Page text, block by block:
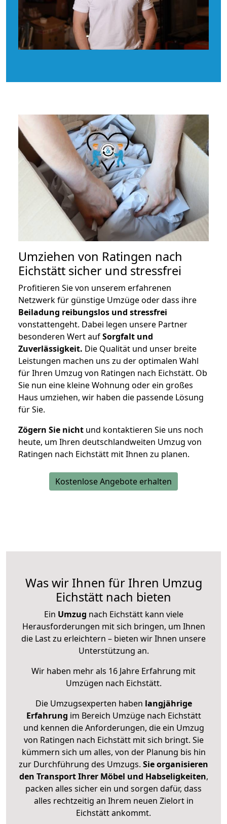
Umziehen von Ratingen nach
Eichstätt sicher und stressfrei
Profitieren Sie von unserem erfahrenen
Netzwerk für günstige Umzüge oder dass ihre
Beiladung reibungslos und stressfrei
vonstattengeht. Dabei legen unsere Partner
besonderen Wert aufSorgfalt und
Zuverlässigkeit. Die Qualität und unser breite
Leistungen machen uns zu der optimalen Wahl
für Ihren Umzug von Ratingen nach Eichstätt. Ob
Sie nun eine kleine Wohnung oder ein großes
Haus umziehen, wir haben die passende Lösung
für Sie.
Zögern Sie nicht und kontaktieren Sie uns noch
heute, um Ihren deutschlandweiten Umzug von
Ratingen nach Eichstätt mit Ihnen zu planen.
Kostenlose Angebote erhalten
Was wir Ihnen für Ihren Umzug
Eichstätt nach bieten
Ein Umzug nach Eichstätt kann viele
Herausforderungen mit sich bringen, um Ihnen
die Last zu erleichtern – bieten wir Ihnen unsere
Unterstützung an.
Wir haben mehr als 16 Jahre Erfahrung mit
Umzügen nach Eichstätt.
Die Umzugsexperten haben langjährige
Erfahrung im Bereich Umzüge nach Eichstätt
und kennen die Anforderungen, die ein Umzug
von Ratingen nach Eichstätt mit sich bringt. Sie
kümmern sich um alles, von der Planung bis hin
zur Durchführung des Umzugs. Sie organisieren
den Transport Ihrer Möbel und Habseligkeiten,
packen alles sicher ein und sorgen dafür, dass
alles rechtzeitig an Ihrem neuen Zielort in
Eichstätt ankommt.